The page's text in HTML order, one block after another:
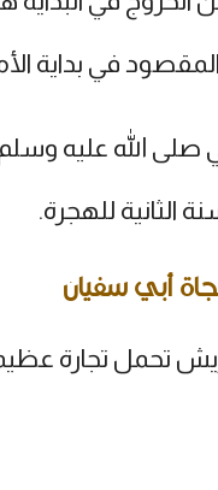
في بداية
الله عليه وسلم
الثانية للهجرة.
أبي سفيان
تحمل تجارة